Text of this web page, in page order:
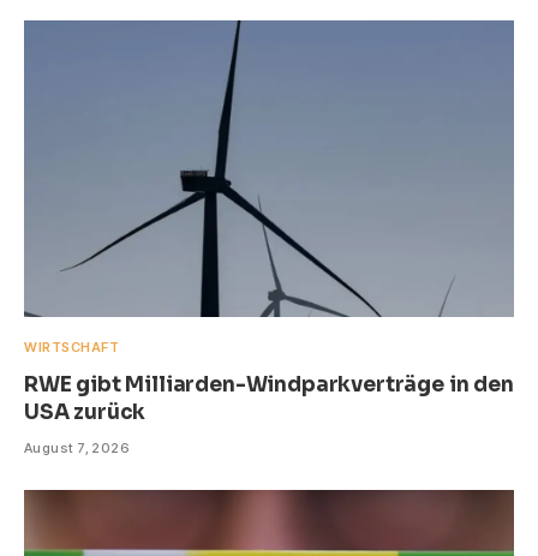
WIRTSCHAFT
RWE gibt Milliarden-Windparkverträge in den
USA zurück
August 7, 2026